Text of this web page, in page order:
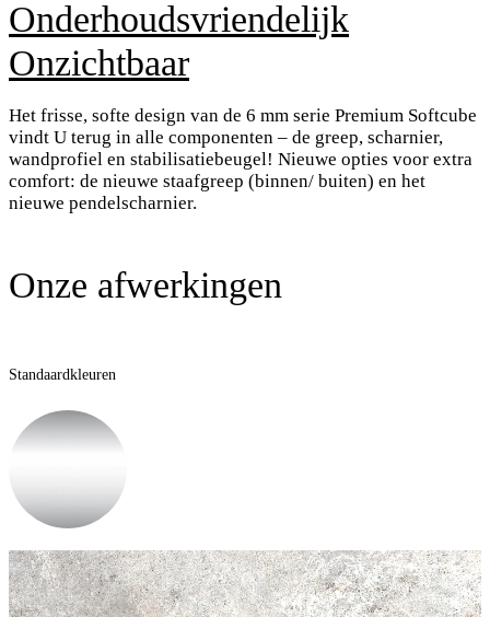
Het frisse, softe design van de 6 mm serie Premium Softcube
vindt U terug in alle componenten – de greep, scharnier,
wandprofiel en stabilisatiebeugel! Nieuwe opties voor extra
comfort: de nieuwe staafgreep (binnen/ buiten) en het
nieuwe pendelscharnier.
Onderhoudsvriendelijk
Onzichtbaar
Onze afwerkingen
Standaardkleuren